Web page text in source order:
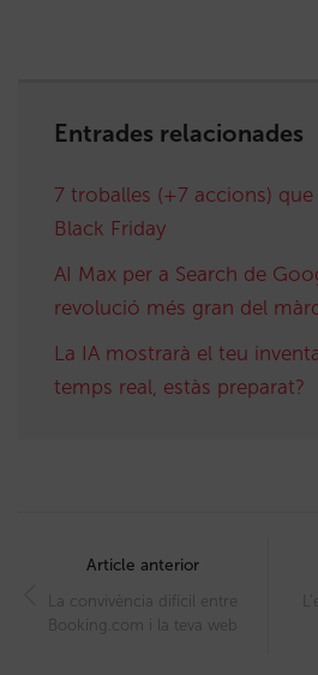
Entrades relacionades
7 troballes (+7 accions) que
Black Friday
AI Max per a Search de
revolució més gran del
La IA mostrarà el teu
temps real, estàs preparat?
navigation
Article anterior
La convivència difícil entre
Booking.com i la teva web